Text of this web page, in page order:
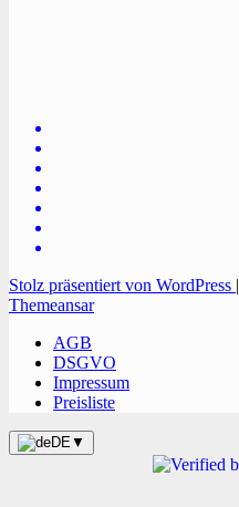
Stolz präsentiert von WordPress |
Themeansar
AGB
DSGVO
Impressum
Preisliste
DE ▼